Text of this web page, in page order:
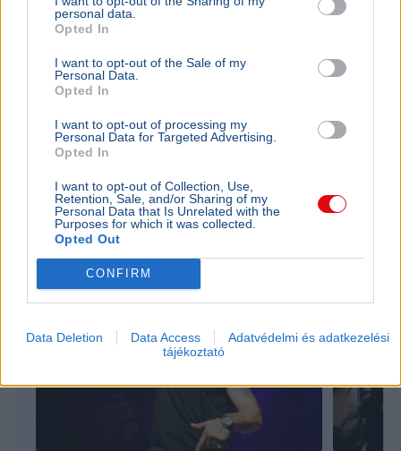
personal data.
Opted In
I want to opt-out of the Sale of my
Personal Data.
Opted In
I want to opt-out of processing my
Personal Data for Targeted Advertising.
Opted In
I want to opt-out of Collection, Use,
Retention, Sale, and/or Sharing of my
Personal Data that Is Unrelated with the
Purposes for which it was collected.
Opted Out
CONFIRM
Data Deletion Data Access
Adatvédelmi és adatkezelési
tájékoztató
Baleset Párizs
Kigyulladt egy illegális bevándorlókat szállító bárka a La
Manche-csatornán, a francia és brit parti őrség 157
embert mentett ki a vízből.
Politika